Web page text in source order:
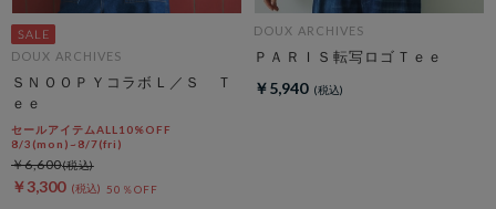
DOUX ARCHIVES
ＳＮＯＯＰＹコラボＬ／Ｓ Ｔ
ｅｅ
セールアイテムALL10%OFF
8/3(mon)~8/7(fri)
￥3,300 50％OFF
￥6,600
DOUX ARCHIVES
ＰＡＲＩＳ転写ロゴＴｅｅ
￥5,940